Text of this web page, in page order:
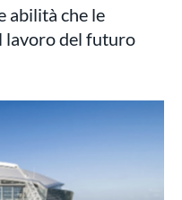
abilità che le
lavoro del futuro